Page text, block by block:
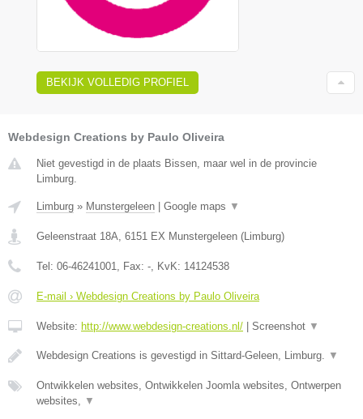
BEKIJK VOLLEDIG PROFIEL
Webdesign Creations by Paulo Oliveira
Niet gevestigd in de plaats Bissen, maar wel in de provincie
Limburg.
Limburg » Munstergeleen Google maps ▼
Geleenstraat 18A 6151 EX Munstergeleen ( Limburg)
Tel: 06-46241001 , Fax: - , KvK: 14124538
E-mail › Webdesign Creations by Paulo Oliveira
Website: http://www.webdesign-creations.nl/ Screenshot ▼
Webdesign Creations is gevestigd in Sittard-Geleen, Limburg. ▼
Ontwikkelen websites, Ontwikkelen Joomla websites, Ontwerpen
websites,
▼